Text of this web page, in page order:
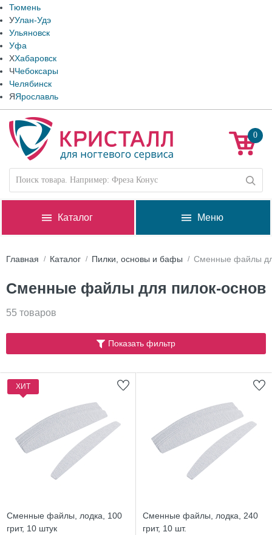
Тюмень
УУлан-Удэ
Ульяновск
Уфа
ХХабаровск
ЧЧебоксары
Челябинск
ЯЯрославль
0
Каталог Меню
Главная Каталог Пилки, основы и бафы Сменные файлы
Сменные файлы для пилок-основ
55 товаров
Показать фильтр
ХИТ
Сменные файлы, лодка, 100
грит, 10 штук
Сменные файлы, лодка, 240
грит, 10 шт.